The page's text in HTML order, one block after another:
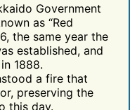
Government
as “Red
the same year the
established, and
1888.
a fire that
preserving the
this day.